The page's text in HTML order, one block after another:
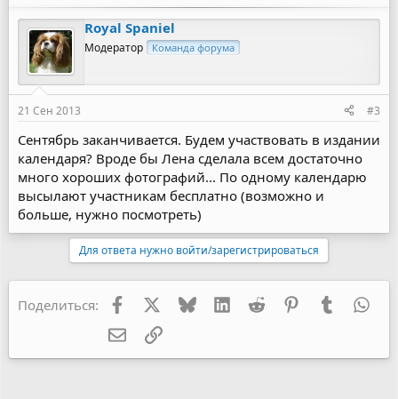
Royal Spaniel
Модератор Команда форума
21 Сен 2013 #3
Сентябрь заканчивается. Будем участвовать в издании
календаря? Вроде бы Лена сделала всем достаточно
много хороших фотографий... По одному календарю
высылают участникам бесплатно (возможно и
больше, нужно посмотреть)
Для ответа нужно войти/зарегистрироваться
Поделиться: Facebook BlueskyLinkedInReddit PinterestTumblr
Электронная почта
Ссылка